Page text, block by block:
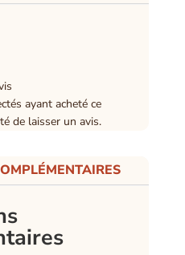
ayant acheté ce
de laisser un avis.